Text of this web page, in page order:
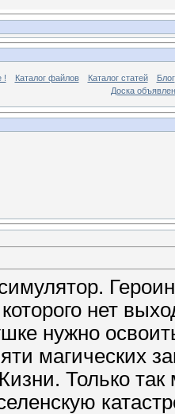
! Каталог файлов Каталог статей
Блог
Доска
нет
нужно
магических
Только так